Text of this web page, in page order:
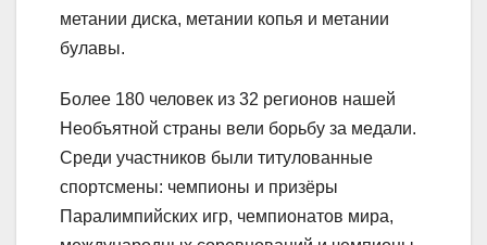
метании диска, метании копья и метании
булавы.
Более 180 человек из 32 регионов нашей
Необъятной страны вели борьбу за медали.
Среди участников были титулованные
спортсмены: чемпионы и призёры
Паралимпийских игр, чемпионатов мира,